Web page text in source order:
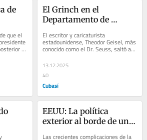
de
que el
El Grinch en el
Departamento de
El escritor y caricaturista
estadounidense, Theodor Geisel, más
conocido como el Dr. Seuss, saltó a
la fama en 1957 cuando publicó el
libro ¡Cómo...
13.12.2025
40
Cubasí
EEUU: La política
exterior al borde de un
Las crecientes complicaciones de la